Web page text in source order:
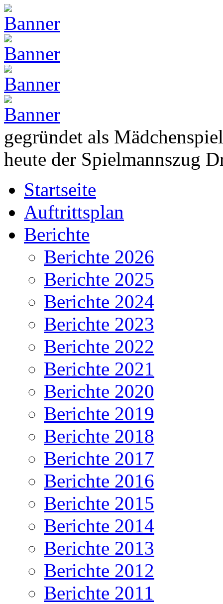
gegründet als
heute der Spielmannszug
Startseite
Auftrittsplan
Berichte
Berichte 2026
Berichte 2025
Berichte 2024
Berichte 2023
Berichte 2022
Berichte 2021
Berichte 2020
Berichte 2019
Berichte 2018
Berichte 2017
Berichte 2016
Berichte 2015
Berichte 2014
Berichte 2013
Berichte 2012
Berichte 2011